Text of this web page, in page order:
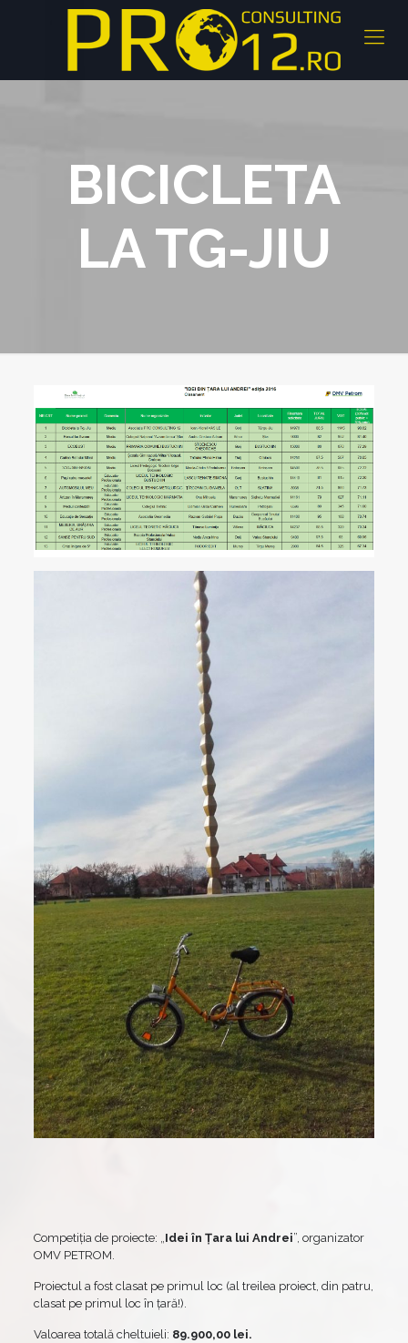
BICICLETA
LA TG-JIU
Competiția de proiecte: „ Idei în Țara lui Andrei”, organizator
OMV PETROM.
Proiectul a fost clasat pe primul loc (al treilea proiect, din patru,
clasat pe primul loc în țară!).
Valoarea totală cheltuieli: 89.900,00 lei.